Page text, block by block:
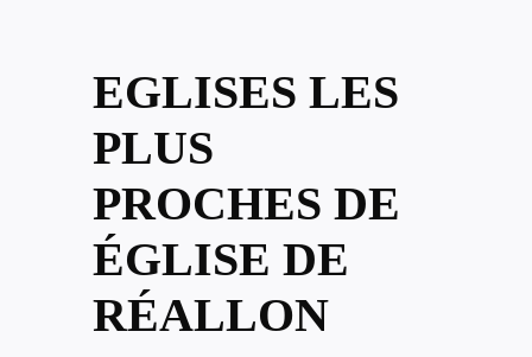
EGLISES LES
PLUS
PROCHES DE
ÉGLISE DE
RÉALLON